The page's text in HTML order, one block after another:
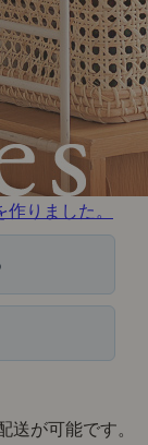
りました。
送が可能です。